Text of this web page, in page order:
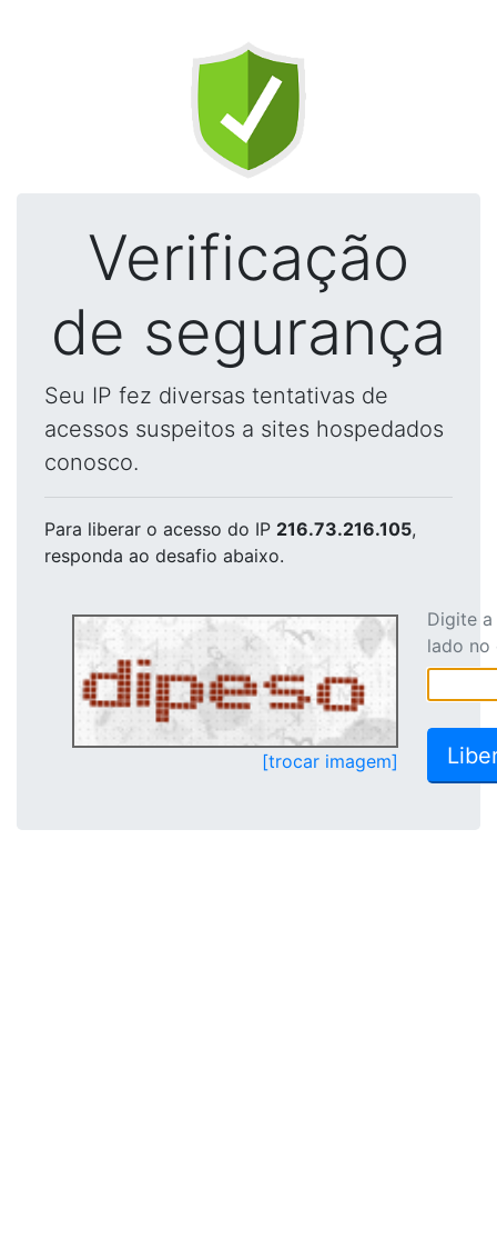
Verificação
de segurança
Seu IP fez diversas tentativas de
acessos suspeitos a sites hospedados
conosco.
Para liberar o acesso do IP 216.73.216.105,
responda ao desafio abaixo.
[trocar imagem]
Digite
lado no